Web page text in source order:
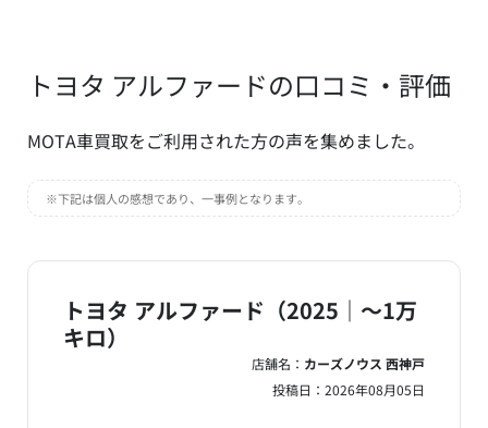
トヨタ アルファードの口コミ・評価
MOTA車買取をご利用された方の声を集めました。
※下記は個人の感想であり、一事例となります。
トヨタ アルファード（2025｜～1万
キロ）
店舗名： カーズノウス 西神戸
投稿日： 2026年08月05日